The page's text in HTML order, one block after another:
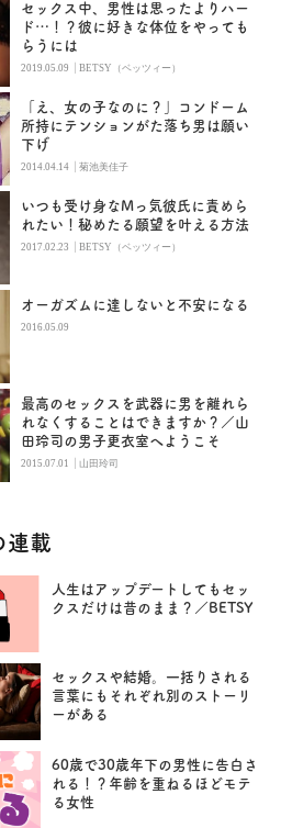
セックス中、男性は思ったよりハー
ド…！？彼に好きな体位をやっても
らうには
2019.05.09 |BETSY（ベッツィー）
「え、女の子なのに？」コンドーム
所持にテンションがた落ち男は願い
下げ
2014.04.14 |菊池美佳子
いつも受け身なMっ気彼氏に責めら
れたい！秘めたる願望を叶える方法
2017.02.23 |BETSY（ベッツィー）
オーガズムに達しないと不安になる
2016.05.09
最高のセックスを武器に男を離れら
れなくすることはできますか？／山
田玲司の男子更衣室へようこそ
2015.07.01 |山田玲司
連載
人生はアップデートしてもセッ
クスだけは昔のまま？／BETSY
セックスや結婚。一括りされる
言葉にもそれぞれ別のストーリ
ーがある
60歳で30歳年下の男性に告白さ
れる！？年齢を重ねるほどモテ
る女性